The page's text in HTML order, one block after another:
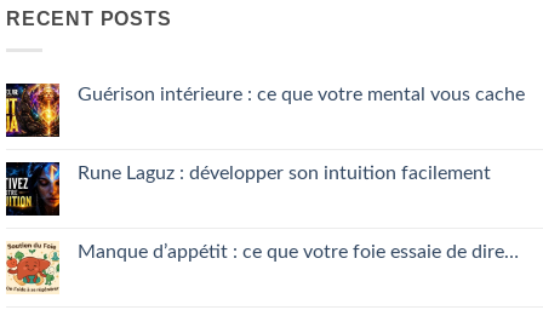
RECENT POSTS
Guérison intérieure : ce que votre mental vous cache
Guérison
intérieure
votre
mental
Rune Laguz : développer son intuition facilement
Rune
Laguz
Manque d’appétit : ce que votre foie essaie de dire…